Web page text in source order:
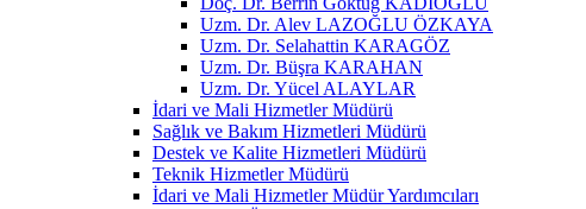
Uzm. Dr. Alev LAZOĞLU ÖZKAYA
Uzm. Dr. Selahattin KARAGÖZ
Uzm. Dr. Büşra KARAHAN
Uzm. Dr. Yücel ALAYLAR
İdari ve Mali Hizmetler Müdürü
Sağlık ve Bakım Hizmetleri Müdürü
Destek ve Kalite Hizmetleri Müdürü
Teknik Hizmetler Müdürü
İdari ve Mali Hizmetler Müdür Yardımcıları